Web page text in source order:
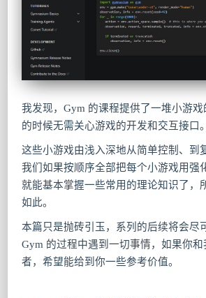
我发现，Gym 的课程提供了一堆小游
的时候无需关心游戏的开发和交互接口。
这些小游戏由浅入深地从简单控制、到
我们如果按顺序全部把每个小游戏用强
就能基本掌握一些常用的理论知识了，
如此。
本篇只是抛砖引玉，系列的后续将会尽
Gym 的过程中遇到一切事情，如果你
者，希望能给到你一些参考价值。